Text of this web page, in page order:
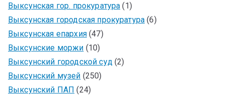
Выксунская гор. прокуратура (1)
Выксунская городская прокуратура (6)
Выксунская епархия(47)
Выксунские моржи (10)
Выксунский городской суд (2)
Выксунский музей (250)
Выксунский ПАП (24)